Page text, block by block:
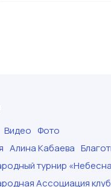
Видео Фото
Алина Кабаева
турнир
Ассоциация